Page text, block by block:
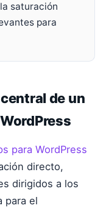
saturación
para
de un
para WordPress
directo,
dirigidos a los
para el